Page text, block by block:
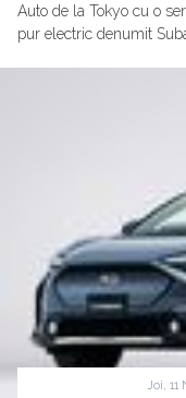
Auto de la Tokyo cu o
pur electric denumit
Joi, 11